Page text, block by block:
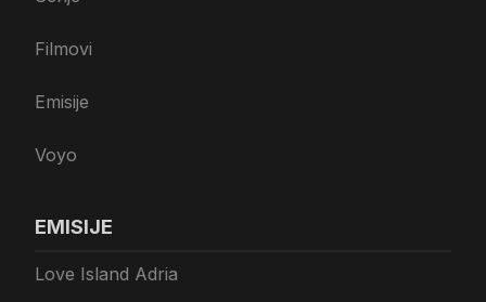
Filmovi
Emisije
Voyo
EMISIJE
Love Island Adria